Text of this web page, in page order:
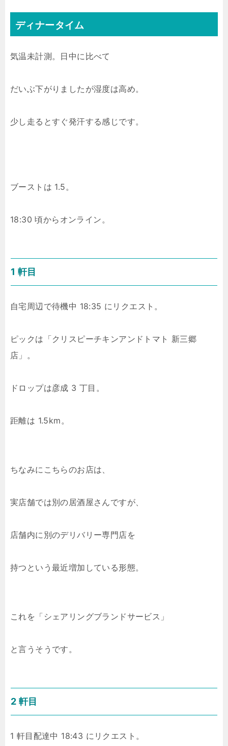
ディナータイム
気温未計測。日中に比べて
だいぶ下がりましたが湿度は高め。
少し走るとすぐ発汗する感じです。
ブーストは 1.5。
18:30 頃からオンライン。
1 軒目
自宅周辺で待機中 18:35 にリクエスト。
ピックは「クリスピーチキンアンドトマト 新三郷
店」。
ドロップは彦成 3 丁目。
距離は 1.5km。
ちなみにこちらのお店は、
実店舗では別の居酒屋さんですが、
店舗内に別のデリバリー専門店を
持つという最近増加している形態。
これを「シェアリングブランドサービス」
と言うそうです。
2 軒目
1 軒目配達中 18:43 にリクエスト。